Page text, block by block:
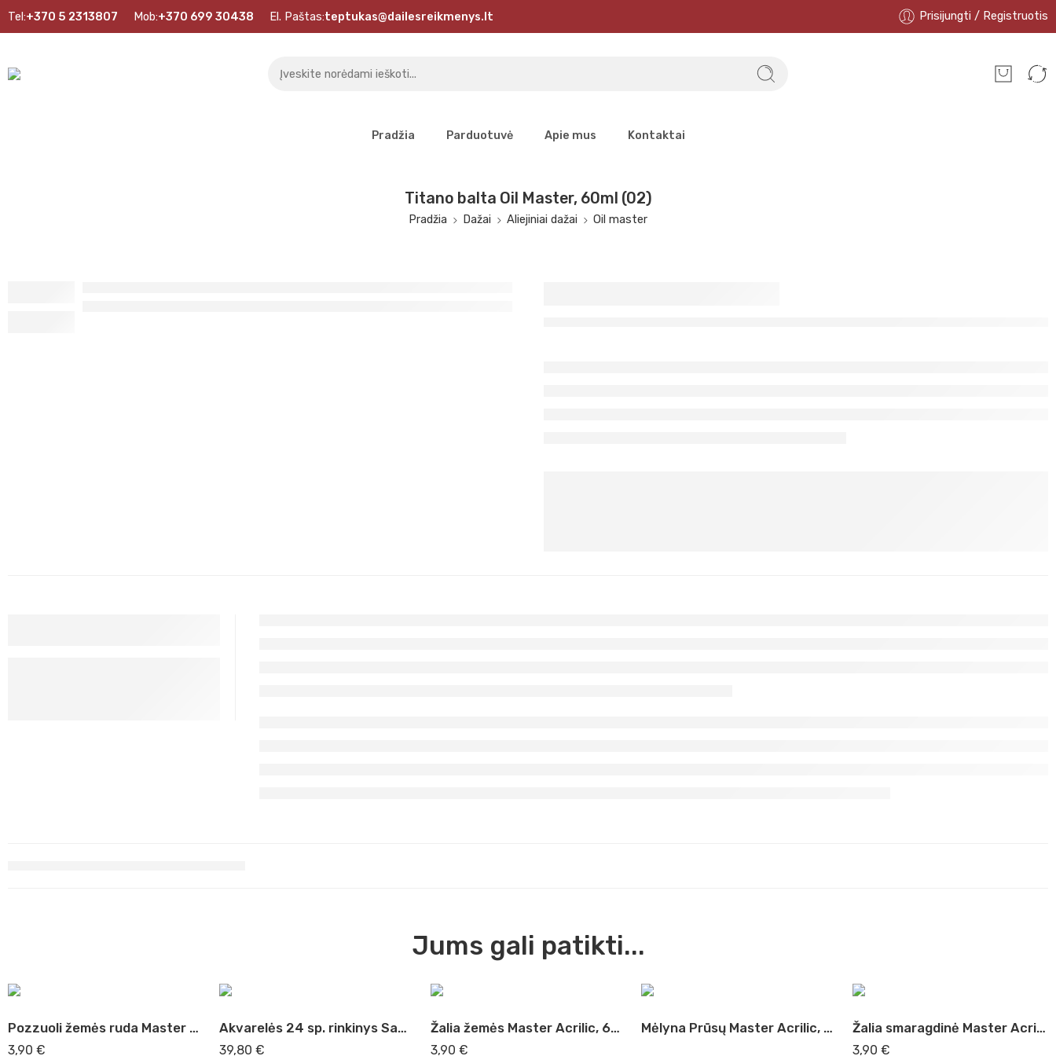
Tel:+370 5 2313807 Mob:+370 699 30438 El. Paštas:teptukas@dailesreikmenys.lt Prisijungti / Registruotis
Pradžia Parduotuvė Apie mus Kontaktai
Titano balta Oil Master, 60ml (02)
Pradžia Dažai Aliejiniai dažai Oil master
Jums gali patikti...
Pozzuoli žemės ruda Master Acrilic, 60ml (42)
3,90 €
Akvarelės 24 sp. rinkinys Sankt-Peterburgas
39,80 €
Žalia žemės Master Acrilic, 60ml (37)
3,90 €
Mėlyna Prūsų Master Acrilic, 60ml (27) Žalia smaragdinė Master Acrilic, 60ml (34)
3,90€